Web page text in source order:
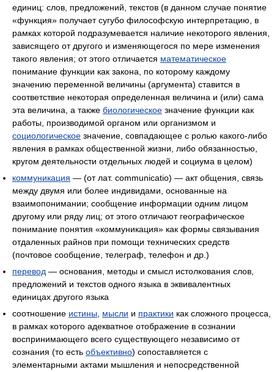
единиц: слов, предложений, текстов (в данном случае понятие
«функция» получает сугубо философскую интерпретацию, в
рамках которой подразумевается наличие некоторого явления,
зависящего от другого и изменяющегося по мере изменения
такого явления; от этого отличается математическое
понимание функции как закона, по которому каждому
значению переменной величины (аргумента) ставится в
соответствие некоторая определенная величина и (или) сама
эта величина, а также биологическое значение функции как
работы, производимой органом или организмом и
социологическое значение, совпадающее с ролью какого-либо
явления в рамках общественной жизни, либо обязанностью,
кругом деятельности отдельных людей и социума в целом)
коммуникация — (от лат. communicatio) — акт общения, связь
между двумя или более индивидами, основанные на
взаимопонимании; сообщение информации одним лицом
другому или ряду лиц; от этого отличают географическое
понимание понятия «коммуникация» как формы связывания
отдаленных райнов при помощи технических средств
(почтовое сообщение, телеграф, телефон и др.)
перевод — основания, методы и смысл истолкования слов,
предложений и текстов одного языка в эквивалентных
единицах другого языка
соотношение истины мысли и практики как сложного процесса,
в рамках которого адекватное отображение в сознании
воспринимающего всего существующего независимо от
сознания (то есть объективно) сопоставляется с
элементарными актами мышления и непосредственной